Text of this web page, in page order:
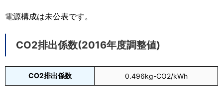
電源構成は未公表です。
CO2排出係数(2016年度調整値)
CO2排出係数 0.496kg-CO2/kWh